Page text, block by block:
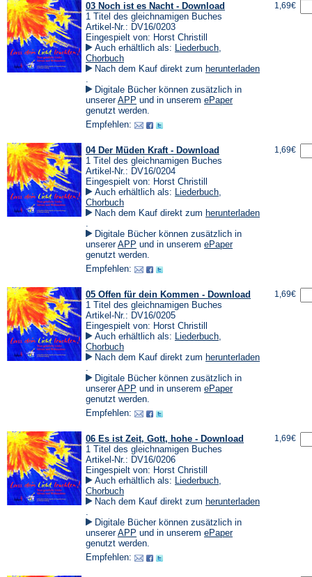
03 Noch ist es Nacht - Download
1 Titel des gleichnamigen Buches
Artikel-Nr.: DV16/0203
Eingespielt von: Horst Christill
Auch erhältlich als: Liederbuch,
Chorbuch
Nach dem Kauf direkt zum herunterladen
in
einem
neuen
Tab)
.
Digitale Bücher können zusätzlich in
unsererAPP (Öffnet
in
neuen
und in unserem ePaper(Öffnet
genutzt werden.
Empfehlen:
1,69€
04 Der Müden Kraft - Download
1 Titel des gleichnamigen Buches
Artikel-Nr.: DV16/0204
Eingespielt von: Horst Christill
Auch erhältlich als: Liederbuch,
Chorbuch
Nach dem Kauf direkt zum herunterladen
in
einem
neuen
Tab)
.
Digitale Bücher können zusätzlich in
unsererAPP (Öffnet
in
neuen
und in unserem ePaper(Öffnet
genutzt werden.
Empfehlen:
1,69€
05 Offen für dein Kommen - Download
1 Titel des gleichnamigen Buches
Artikel-Nr.: DV16/0205
Eingespielt von: Horst Christill
Auch erhältlich als: Liederbuch,
Chorbuch
Nach dem Kauf direkt zum herunterladen
in
einem
neuen
Tab)
.
Digitale Bücher können zusätzlich in
unsererAPP (Öffnet
in
neuen
und in unserem ePaper(Öffnet
genutzt werden.
Empfehlen:
1,69€
06 Es ist Zeit, Gott, hohe - Download
1 Titel des gleichnamigen Buches
Artikel-Nr.: DV16/0206
Eingespielt von: Horst Christill
Auch erhältlich als: Liederbuch,
Chorbuch
Nach dem Kauf direkt zum herunterladen
in
einem
neuen
Tab)
.
Digitale Bücher können zusätzlich in
unsererAPP (Öffnet
in
neuen
und in unserem ePaper(Öffnet
genutzt werden.
Empfehlen:
1,69€